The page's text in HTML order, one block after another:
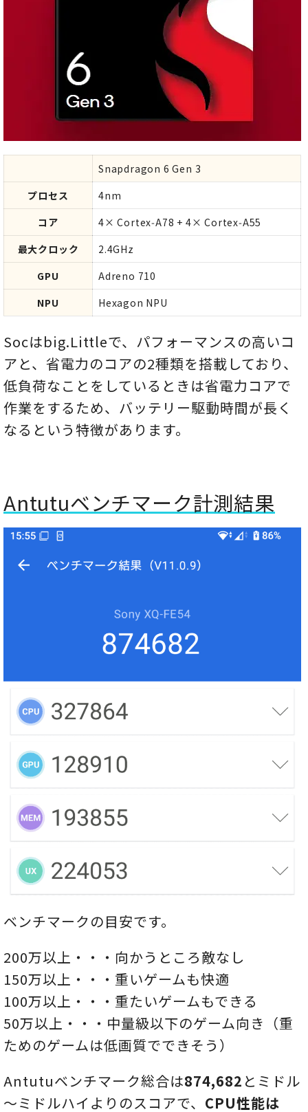
Snapdragon 6 Gen 3
プロセス
4nm
コア
4× Cortex‑A78 + 4× Cortex‑A55
最大クロック
2.4GHz
GPU
Adreno 710
NPU
Hexagon NPU
Socはbig.Littleで、パフォーマンスの高いコ
アと、省電力のコアの2種類を搭載しており、
低負荷なことをしているときは省電力コアで
作業をするため、バッテリー駆動時間が長く
なるという特徴があります。
Antutuベンチマーク計測結果
ベンチマークの目安です。
200万以上・・・向かうところ敵なし
150万以上・・・重いゲームも快適
100万以上・・・重たいゲームもできる
50万以上・・・中量級以下のゲーム向き（重
ためのゲームは低画質でできそう）
Antutuベンチマーク総合は874,682 とミドル
～ミドルハイよりのスコアで、 CPU性能は